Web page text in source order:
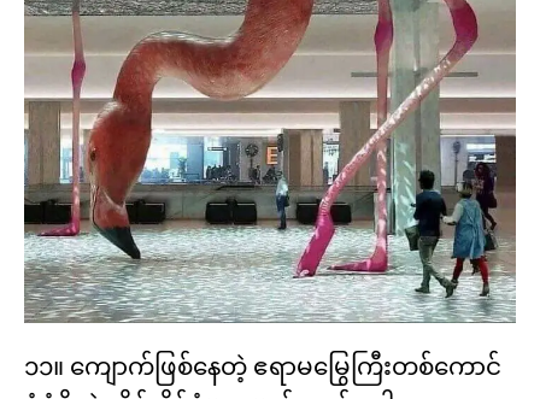
၁၁။ ကျောက်ဖြစ်နေတဲ့ ဧရာမမြွေကြီးတစ်ကောင်